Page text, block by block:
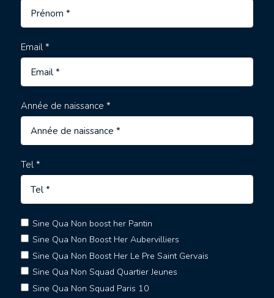
Email *
Année de naissance *
Tel *
Sine Qua Non boost her Pantin
Sine Qua Non Boost Her Aubervilliers
Sine Qua Non Boost Her Le Pre Saint Gervais
Sine Qua Non Squad Quartier Jeunes
Sine Qua Non Squad Paris 10